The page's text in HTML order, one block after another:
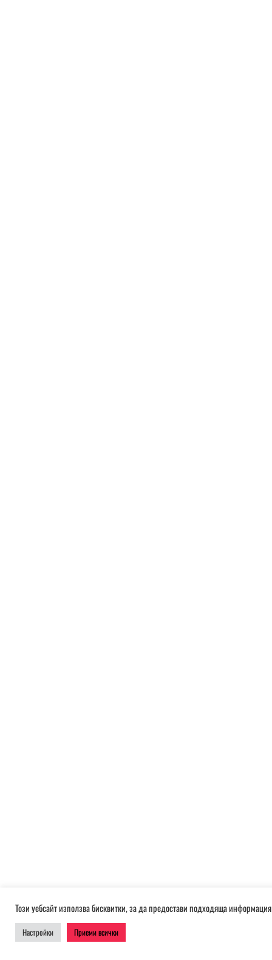
Този уебсайт използва бисквитки, за да предостави подходяща
Настройки Приеми всички